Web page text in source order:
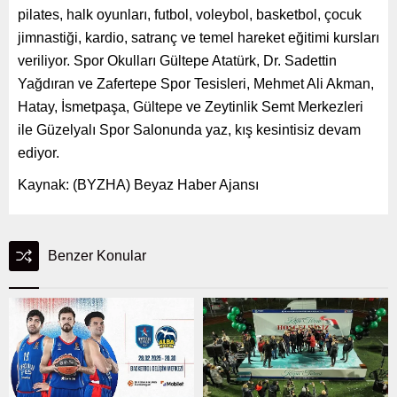
pilates, halk oyunları, futbol, voleybol, basketbol, çocuk
jimnastiği, kardio, satranç ve temel hareket eğitimi kursları
veriliyor. Spor Okulları Gültepe Atatürk, Dr. Sadettin
Yağdıran ve Zafertepe Spor Tesisleri, Mehmet Ali Akman,
Hatay, İsmetpaşa, Gültepe ve Zeytinlik Semt Merkezleri
ile Güzelyalı Spor Salonunda yaz, kış kesintisiz devam
ediyor.
Kaynak: (BYZHA) Beyaz Haber Ajansı
Benzer Konular